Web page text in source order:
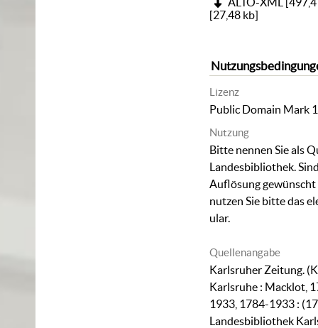
[27,48 kb]
Lizenz
Public Domain Mark
Nutzung
Bitte nennen Sie als
Landesbibliothek.
Auflösung
nutzen Sie bitte das
ular.
Quellenangabe
Karlsruher Zeitung.
Karlsruhe : Macklot,
1933, 1784-1933 :
Landesbibliothek